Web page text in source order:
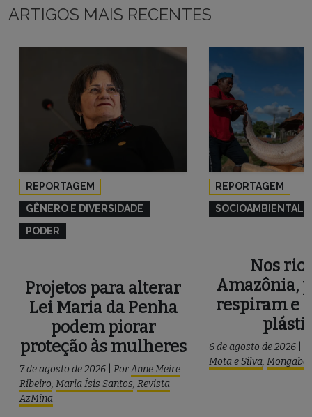
ARTIGOS MAIS RECENTES
REPORTAGEM
GÊNERO E DIVERSIDADE
PODER
Projetos para alterar
Lei Maria da Penha
podem piorar
proteção às mulheres
7 de agosto de 2026 PorAnne Meire
Ribeiro, Maria Ísis Santos, Revista
AzMina
REPORTAGEM
SOCIOAMBIENTAL
Nos
Amazônia,
respiram e
6 de agosto de 2026
Mota e Silva,